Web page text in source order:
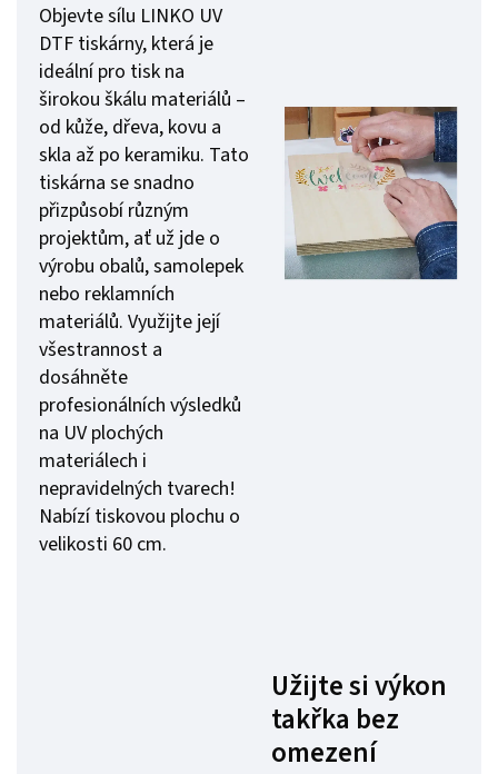
Objevte sílu LINKO UV
DTF tiskárny, která je
ideální pro tisk na
širokou škálu materiálů –
od kůže, dřeva, kovu a
skla až po keramiku. Tato
tiskárna se snadno
přizpůsobí různým
projektům, ať už jde o
výrobu obalů, samolepek
nebo reklamních
materiálů. Využijte její
všestrannost a
dosáhněte
profesionálních výsledků
na UV plochých
materiálech i
nepravidelných tvarech!
Nabízí tiskovou plochu o
velikosti 60 cm.
Užijte si výkon
takřka bez
omezení